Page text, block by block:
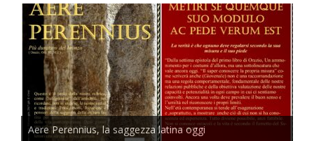
Aere Perennius, la saggezza latina oggi